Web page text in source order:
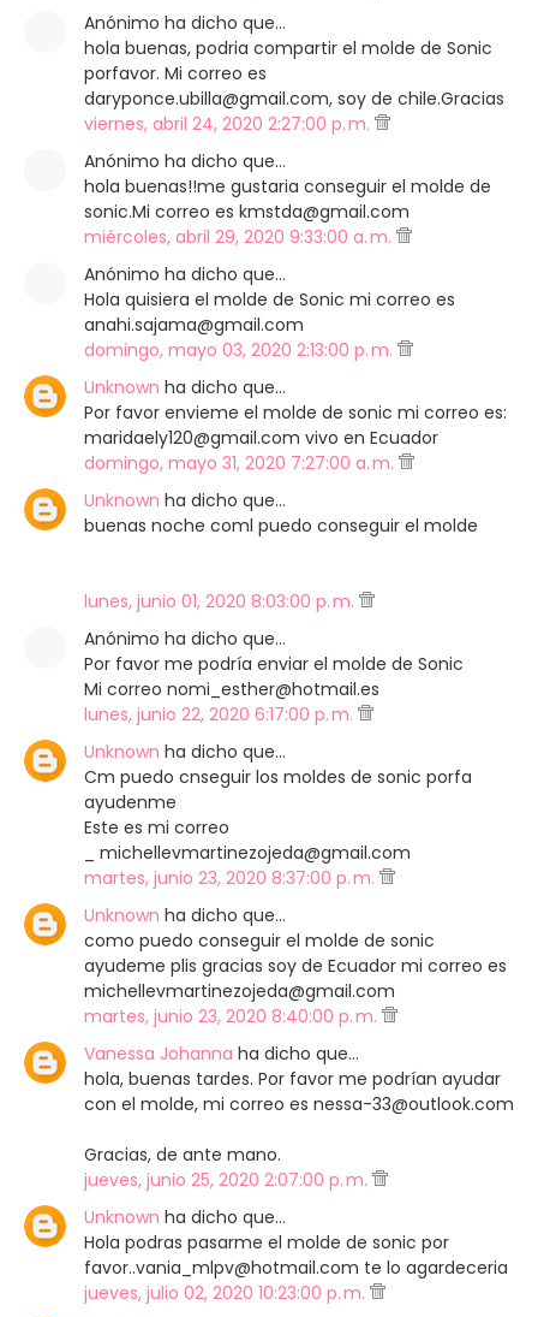
Anónimo ha dicho que…
hola buenas, podria compartir el molde de Sonic
porfavor. Mi correo es
daryponce.ubilla@gmail.com, soy de chile.Gracias
viernes, abril 24, 2020 2:27:00 p. m.
Anónimo ha dicho que…
hola buenas!!me gustaria conseguir el molde de
sonic.Mi correo es kmstda@gmail.com
miércoles, abril 29, 2020 9:33:00 a. m.
Anónimo ha dicho que…
Hola quisiera el molde de Sonic mi correo es
anahi.sajama@gmail.com
domingo, mayo 03, 2020 2:13:00 p. m.
Unknown ha dicho que…
Por favor envieme el molde de sonic mi correo es:
maridaely120@gmail.com vivo en Ecuador
domingo, mayo 31, 2020 7:27:00 a. m.
Unknown ha dicho que…
buenas noche coml puedo conseguir el molde
lunes, junio 01, 2020 8:03:00 p. m.
Anónimo ha dicho que…
Por favor me podría enviar el molde de Sonic
Mi correo nomi_esther@hotmail.es
lunes, junio 22, 2020 6:17:00 p. m.
Unknown ha dicho que…
Cm puedo cnseguir los moldes de sonic porfa
ayudenme
Este es mi correo
_ michellevmartinezojeda@gmail.com
martes, junio 23, 2020 8:37:00 p. m.
Unknown ha dicho que…
como puedo conseguir el molde de sonic
ayudeme plis gracias soy de Ecuador mi correo es
michellevmartinezojeda@gmail.com
martes, junio 23, 2020 8:40:00 p. m.
Vanessa Johanna ha dicho que…
hola, buenas tardes. Por favor me podrían ayudar
con el molde, mi correo es nessa-33@outlook.com
Gracias, de ante mano.
jueves, junio 25, 2020 2:07:00 p. m.
Unknown ha dicho que…
Hola podras pasarme el molde de sonic por
favor..vania_mlpv@hotmail.com te lo agardeceria
jueves, julio 02, 2020 10:23:00 p. m.